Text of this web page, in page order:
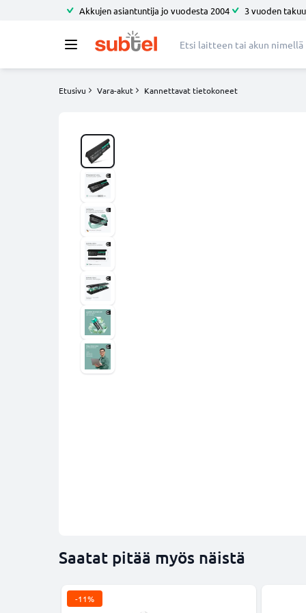
Akkujen asiantuntija jo vuodesta 2004 3 vuoden takuu
Etusivu Vara-akut Kannettavat tietokoneet
Saatat pitää myös näistä
-11%